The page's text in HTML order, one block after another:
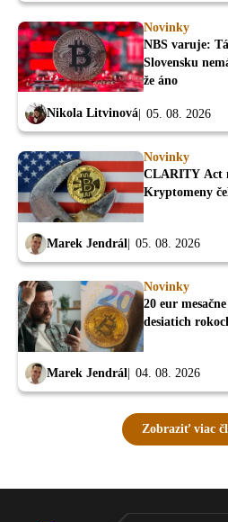
Novinky
NBS varuje:
Slovensku
že áno
Nikola Litvinová 05. 08. 2026
Novinky
CLARITY Act
Kryptomeny
Marek Jendrál 05. 08. 2026
Novinky
20 eur
desiatich
Marek Jendrál 04. 08. 2026
Zobraziť viac